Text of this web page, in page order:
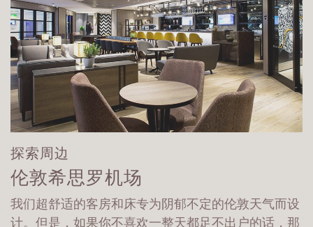
探索周边
伦敦希思罗机场
我们超舒适的客房和床专为阴郁不定的伦敦天气而设
计。但是，如果你不喜欢一整天都足不出户的话，那